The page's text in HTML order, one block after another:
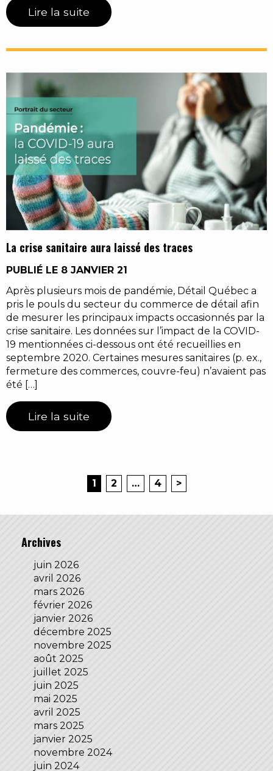
Lire la suite
La crise sanitaire aura laissé des traces
PUBLIÉ LE 8 JANVIER 21
Après plusieurs mois de pandémie, Détail Québec a
pris le pouls du secteur du commerce de détail afin
de mesurer les principaux impacts occasionnés par la
crise sanitaire. Les données sur l’impact de la COVID-
19 mentionnées ci-dessous ont été recueillies en
septembre 2020. Certaines mesures sanitaires (p. ex.,
fermeture des commerces, couvre-feu) n’avaient pas
été […]
Lire la suite
1 2 … 4 >
Archives
juin 2026
avril 2026
mars 2026
février 2026
janvier 2026
décembre 2025
novembre 2025
août 2025
juillet 2025
juin 2025
mai 2025
avril 2025
mars 2025
janvier 2025
novembre 2024
juin 2024